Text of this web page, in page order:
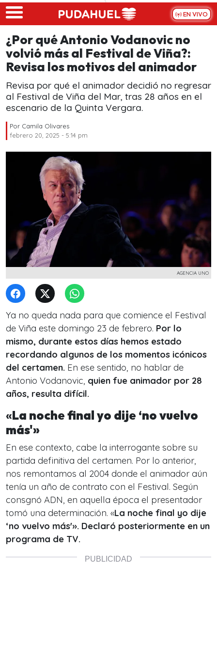
Skip to main content
EN VIVO
¿Por qué Antonio Vodanovic no
volvió más al Festival de Viña?:
Revisa los motivos del animador
Revisa por qué el animador decidió no regresar
al Festival de Viña del Mar, tras 28 años en el
escenario de la Quinta Vergara.
Por Camila Olivares
febrero 20, 2025 - 5:14 pm
AGENCIA UNO
Ya no queda nada para que comience el Festival
de Viña este domingo 23 de febrero. Por lo
mismo, durante estos días hemos estado
recordando algunos de los momentos icónicos
del certamen. En ese sentido, no hablar de
Antonio Vodanovic, quien fue animador por 28
años, resulta difícil.
«La noche final yo dije ‘no vuelvo
más'»
En ese contexto, cabe la interrogante sobre su
partida definitiva del certamen. Por lo anterior,
nos remontamos al 2004 donde el animador aún
tenía un año de contrato con el Festival. Según
consgnó ADN, en aquella época el presentador
tomó una determinación. «La noche final yo dije
‘no vuelvo más'». Declaró posteriormente en un
programa de TV.